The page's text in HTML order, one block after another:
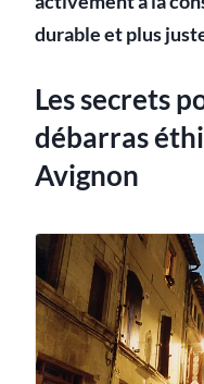
durable et plus
Les secrets
débarras
Avignon